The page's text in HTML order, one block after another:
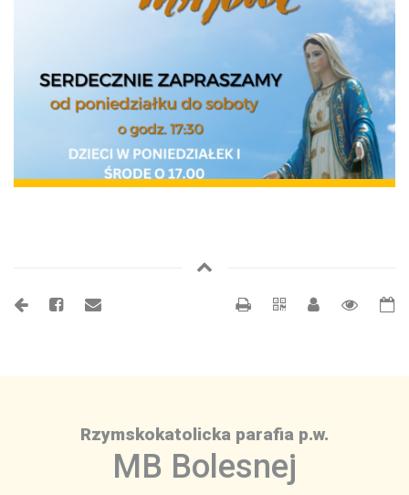
Rzymskokatolicka parafia p.w.
MB Bolesnej